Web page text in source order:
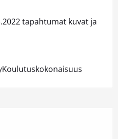
tapahtumat kuvat ja